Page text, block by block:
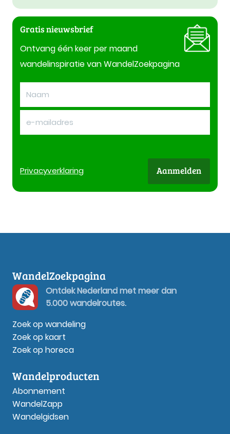
Gratis nieuwsbrief
Ontvang één keer per maand
wandelinspiratie van WandelZoekpagina
Privacyverklaring Aanmelden
WandelZoekpagina
Ontdek Nederland met meer dan
5.000 wandelroutes.
Zoek op wandeling
Zoek op kaart
Zoek op horeca
Wandelproducten
Abonnement
WandelZapp
Wandelgidsen